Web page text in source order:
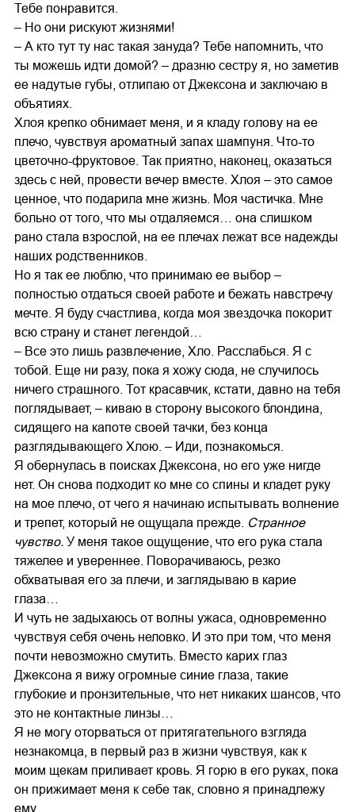
Тебе понравится.
– Но они рискуют жизнями!
– А кто тут ту нас такая зануда? Тебе напомнить, что
ты можешь идти домой? – дразню сестру я, но заметив
ее надутые губы, отлипаю от Джексона и заключаю в
объятиях.
Хлоя крепко обнимает меня, и я кладу голову на ее
плечо, чувствуя ароматный запах шампуня. Что-то
цветочно-фруктовое. Так приятно, наконец, оказаться
здесь с ней, провести вечер вместе. Хлоя – это самое
ценное, что подарила мне жизнь. Моя частичка. Мне
больно от того, что мы отдаляемся… она слишком
рано стала взрослой, на ее плечах лежат все надежды
наших родственников.
Но я так ее люблю, что принимаю ее выбор –
полностью отдаться своей работе и бежать навстречу
мечте. Я буду счастлива, когда моя звездочка покорит
всю страну и станет легендой…
– Все это лишь развлечение, Хло. Расслабься. Я с
тобой. Еще ни разу, пока я хожу сюда, не случилось
ничего страшного. Тот красавчик, кстати, давно на тебя
поглядывает, – киваю в сторону высокого блондина,
сидящего на капоте своей тачки, без конца
разглядывающего Хлою. – Иди, познакомься.
Я обернулась в поисках Джексона, но его уже нигде
нет. Он снова подходит ко мне со спины и кладет руку
на мое плечо, от чего я начинаю испытывать волнение
и трепет, который не ощущала прежде. Странное
чувство. У меня такое ощущение, что его рука стала
тяжелее и увереннее. Поворачиваюсь, резко
обхватывая его за плечи, и заглядываю в карие
глаза…
И чуть не задыхаюсь от волны ужаса, одновременно
чувствуя себя очень неловко. И это при том, что меня
почти невозможно смутить. Вместо карих глаз
Джексона я вижу огромные синие глаза, такие
глубокие и пронзительные, что нет никаких шансов, что
это не контактные линзы…
Я не могу оторваться от притягательного взгляда
незнакомца, в первый раз в жизни чувствуя, как к
моим щекам приливает кровь. Я горю в его руках, пока
он прижимает меня к себе так, словно я принадлежу
ему.